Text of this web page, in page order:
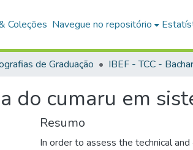
Coleções Navegue no repositório
de Graduação
do cumaru em
Resumo
In order to assess the technical